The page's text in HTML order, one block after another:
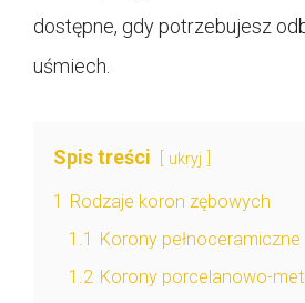
dostępne, gdy potrzebujesz
uśmiech.
Spis treści ukryj
1 Rodzaje koron zębowych
1.1 Korony pełnoceramiczne
1.2 Korony porcelanowo-